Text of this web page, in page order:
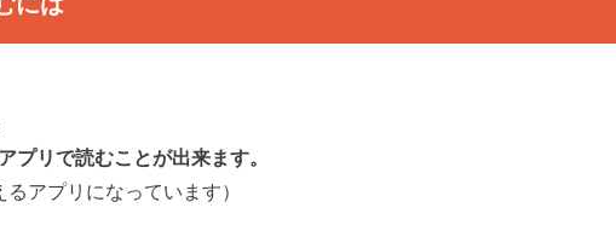
プリで読むことが出来ます。
アプリになっています）